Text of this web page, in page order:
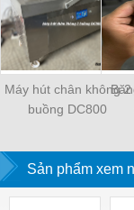
Máy hút chân không 2
buồng DC800
Sản phẩm xem